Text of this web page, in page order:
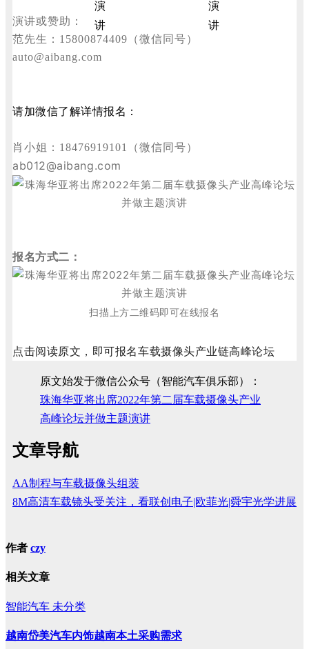
演讲或赞助：
范先生：15800874409（微信同号）
auto@aibang.com
请加微信了解详情报名：
肖 小姐：18476919101 （微信同号）
ab012@aibang.com
报名方式二：
扫描上方二维码即可在线报名
点击阅读原文，即可报名车载摄像头产业链高峰论坛
原文始发于微信公众号（智能汽车俱乐部）：
珠海华亚将出席2022年第二届车载摄像头产业
高峰论坛并做主题演讲
文章导航
AA制程与车载摄像头组装
8M高清车载镜头受关注，看联创电子|欧菲光|舜宇光学进展
作者 czy
相关文章
智能汽车 未分类
越南岱美汽车内饰越南本土采购需求